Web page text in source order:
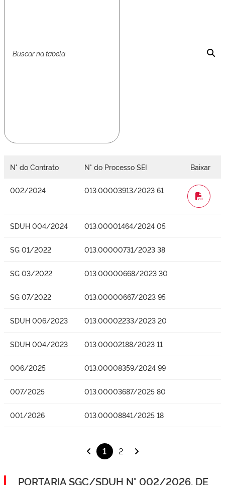
N° do Contrato N° do Processo SEI Baixar
002/2024 013.00003913/2023 61
WORD
SDUH 004/2024 013.00001464/2024 05
SG 01/2022 013.00000731/2023 38
SG 03/2022 013.00000668/2023 30
SG 07/2022 013.00000667/2023 95
SDUH 006/2023 013.00002233/2023 20
SDUH 004/2023 013.00002188/2023 11
006/2025 013.00008359/2024 99
007/2025 013.00003687/2025 80
001/2026 013.00008841/2025 18
1 2
PORTARIA SGC/SDUH N° 002/2026, DE